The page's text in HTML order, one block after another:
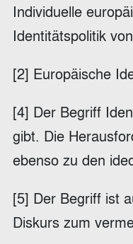
Individuelle
Identitätspolitik
[2] Europäische
[4] Der Begriff
gibt. Die
ebenso zu den
[5] Der Begriff ist
Diskurs zum